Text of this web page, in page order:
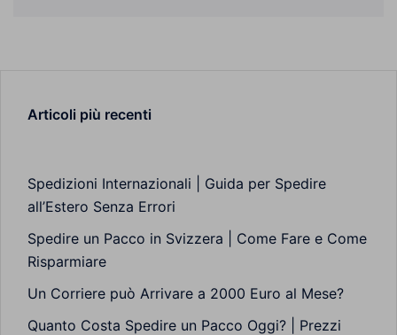
Articoli più recenti
Spedizioni Internazionali | Guida per Spedire
all’Estero Senza Errori
Spedire un Pacco in Svizzera | Come Fare e Come
Risparmiare
Un Corriere può Arrivare a 2000 Euro al Mese?
Quanto Costa Spedire un Pacco Oggi? | Prezzi